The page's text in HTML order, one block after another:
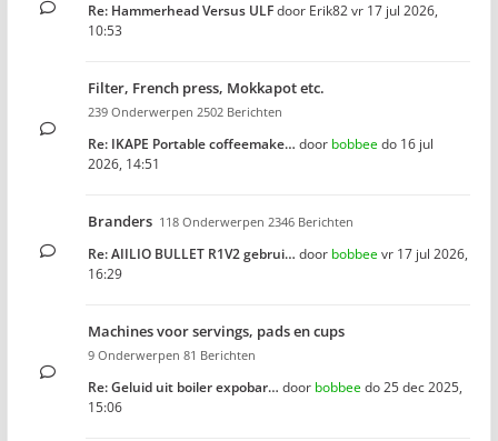
Re: Hammerhead Versus ULFdoor Erik82vr 17 jul 2026,
10:53
Filter, French press, Mokkapot etc.
239 Onderwerpen 2502 Berichten
Re: IKAPE Portable coffeemake… door bobbeedo 16 jul
2026, 14:51
Branders 118 Onderwerpen 2346 Berichten
Re: AIILIO BULLET R1V2 gebrui… door bobbeevr 17 jul 2026,
16:29
Machines voor servings, pads en cups
9 Onderwerpen 81 Berichten
Re: Geluid uit boiler expobar… door bobbeedo 25 dec 2025,
15:06